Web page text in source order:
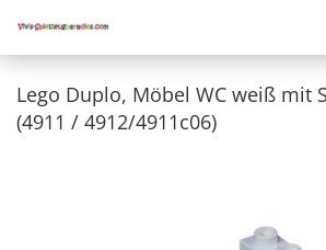
Lego Duplo, Möbel WC weiß mit
(4911 / 4912/4911c06)